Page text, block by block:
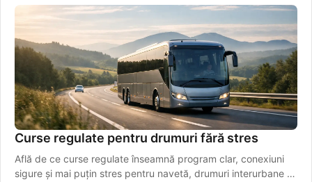
Curse regulate pentru drumuri fără stres
Află de ce curse regulate înseamnă program clar, conexiuni
sigure și mai puțin stres pentru navetă, drumuri interurbane și